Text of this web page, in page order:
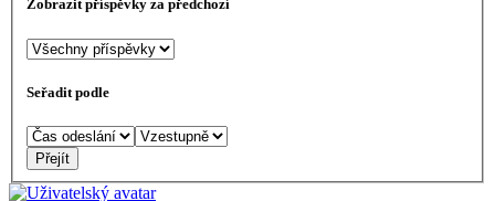
Zobrazit příspěvky za předchozí
Seřadit podle